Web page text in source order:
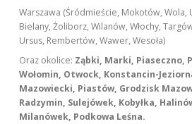
Warszawa (Śródmieście, Mokotów, Wola,
Bielany, Żoliborz, Wilanów, Włochy,
Ursus, Rembertów, Wawer, Wesoła)
Oraz okolice: Ząbki, Marki, Piaseczno,
Wołomin, Otwock, Konstancin-
Mazowiecki, Piastów, Grodzisk
Radzymin, Sulejówek, Kobyłka,
Milanówek, Podkowa Leśna.